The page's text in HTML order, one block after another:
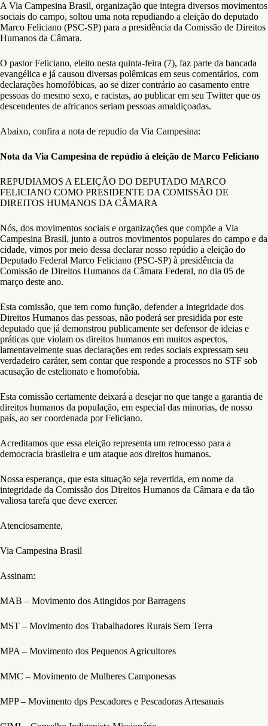
A Via Campesina Brasil, organização que integra diversos movimentos
sociais do campo, soltou uma nota repudiando a eleição do deputado
Marco Feliciano (PSC-SP) para a presidência da Comissão de Direitos
Humanos da Câmara.
O pastor Feliciano, eleito nesta quinta-feira (7), faz parte da bancada
evangélica e já causou diversas polêmicas em seus comentários, com
declarações homofóbicas, ao se dizer contrário ao casamento entre
pessoas do mesmo sexo, e racistas, ao publicar em seu Twitter que os
descendentes de africanos seriam pessoas amaldiçoadas.
Abaixo, confira a nota de repudio da Via Campesina:
Nota da Via Campesina de repúdio à eleição de Marco Feliciano
REPUDIAMOS A ELEIÇÃO DO DEPUTADO MARCO
FELICIANO COMO PRESIDENTE DA COMISSÃO DE
DIREITOS HUMANOS DA CÂMARA
Nós, dos movimentos sociais e organizações que compõe a Via
Campesina Brasil, junto a outros movimentos populares do campo e da
cidade, vimos por meio dessa declarar nosso repúdio a eleição do
Deputado Federal Marco Feliciano (PSC-SP) à presidência da
Comissão de Direitos Humanos da Câmara Federal, no dia 05 de
março deste ano.
Esta comissão, que tem como função, defender a integridade dos
Direitos Humanos das pessoas, não poderá ser presidida por este
deputado que já demonstrou publicamente ser defensor de ideias e
práticas que violam os direitos humanos em muitos aspectos,
lamentavelmente suas declarações em redes sociais expressam seu
verdadeiro caráter, sem contar que responde a processos no STF sob
acusação de estelionato e homofobia.
Esta comissão certamente deixará a desejar no que tange a garantia de
direitos humanos da população, em especial das minorias, de nosso
país, ao ser coordenada por Feliciano.
Acreditamos que essa eleição representa um retrocesso para a
democracia brasileira e um ataque aos direitos humanos.
Nossa esperança, que esta situação seja revertida, em nome da
integridade da Comissão dos Direitos Humanos da Câmara e da tão
valiosa tarefa que deve exercer.
Atenciosamente,
Via Campesina Brasil
Assinam:
MAB – Movimento dos Atingidos por Barragens
MST – Movimento dos Trabalhadores Rurais Sem Terra
MPA – Movimento dos Pequenos Agricultores
MMC – Movimento de Mulheres Camponesas
MPP – Movimento dps Pescadores e Pescadoras Artesanais